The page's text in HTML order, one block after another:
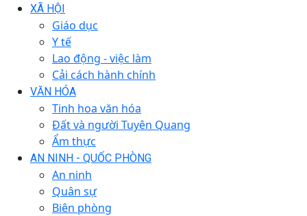
XÃ HỘI
Giáo dục
Y tế
Lao động - việc làm
Cải cách hành chính
VĂN HÓA
Tinh hoa văn hóa
Đất và người Tuyên Quang
Ẩm thực
AN NINH - QUỐC PHÒNG
An ninh
Quân sự
Biên phòng